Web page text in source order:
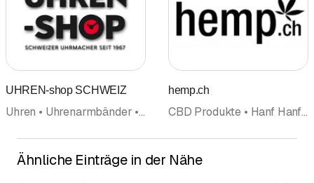
UHREN-shop SCHWEIZ
Uhren • Uhrenarmbänder • Online Shopping
hemp.ch
CBD Produkte • Hanf Hanfprodukte • Online Shopping • Tabak Tabakwaren • Raucherartikel • Schleiferei • Elektronische Zigaretten
Ähnliche Einträge in der Nähe